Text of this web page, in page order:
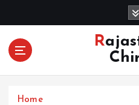
o
Rajasthani
Home